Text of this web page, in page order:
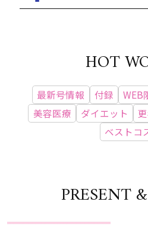
HOT
最新号情報 付録 WEB
美容医療
ダイエット
ベストコ
PRESENT